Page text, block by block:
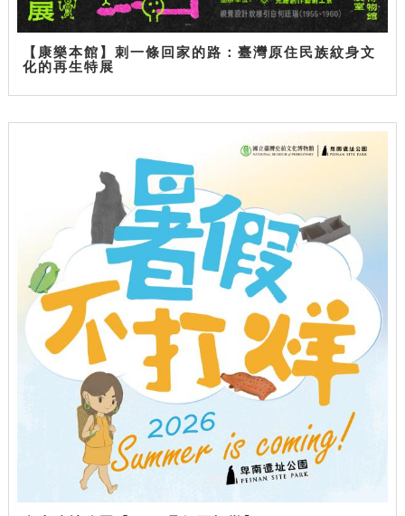
【康樂本館】刺一條回家的路：臺灣原住民族紋身文
化的再生特展